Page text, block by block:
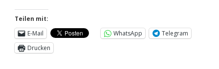
Teilen mit:
E-Mail
WhatsApp
Telegram
Drucken